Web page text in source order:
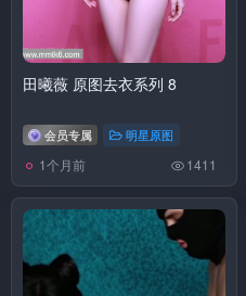
田曦薇 原图去衣系列 8
会员专属 明星原图
1个月前 1411